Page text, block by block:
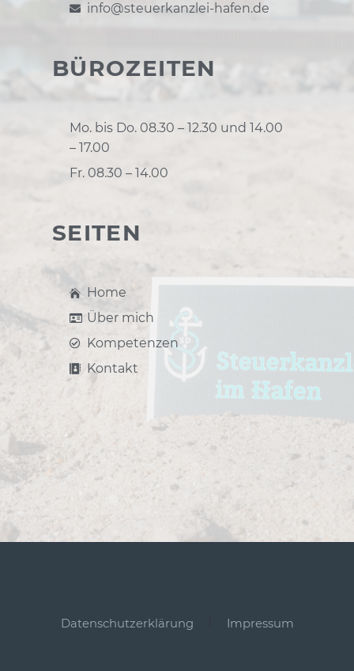
info@steuerkanzlei-hafen.de
BÜROZEITEN
Mo. bis Do. 08.30 – 12.30 und 14.00
– 17.00
Fr. 08.30 – 14.00
SEITEN
Home
Über mich
Kompetenzen
Kontakt
Datenschutzerklärung Impressum